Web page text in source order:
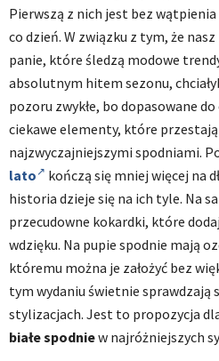
Pierwszą z nich jest bez wątpienia
co dzień. W związku z tym, że
panie, które śledzą modowe
absolutnym hitem sezonu,
pozoru zwykłe, bo dopasowane
ciekawe elementy, które przestają
najzwyczajniejszymi spodniami.
lato
kończą się mniej więcej na
historia dzieje się na ich tyle. Na
przecudowne kokardki, które
wdzięku. Na pupie spodnie mają
któremu można je założyć bez
tym wydaniu świetnie sprawdzają
stylizacjach. Jest to propozycja
białe spodniew najróżniejszych